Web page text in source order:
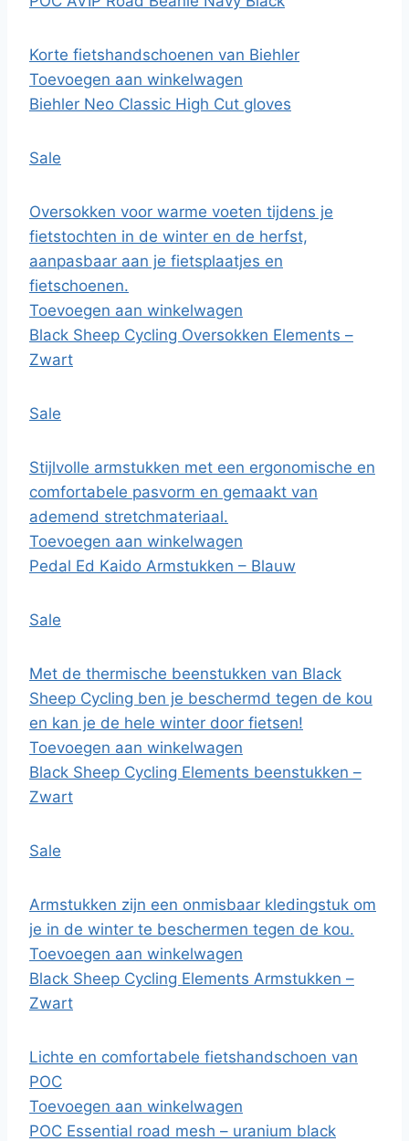
Korte fietshandschoenen van Biehler
Toevoegen aan winkelwagen
Biehler Neo Classic High Cut gloves
Sale
Oversokken voor warme voeten tijdens je
fietstochten in de winter en de herfst,
aanpasbaar aan je fietsplaatjes en
fietschoenen.
Toevoegen aan winkelwagen
Black Sheep Cycling Oversokken Elements –
Zwart
Sale
Stijlvolle armstukken met een ergonomische en
comfortabele pasvorm en gemaakt van
ademend stretchmateriaal.
Toevoegen aan winkelwagen
Pedal Ed Kaido Armstukken – Blauw
Sale
Met de thermische beenstukken van Black
Sheep Cycling ben je beschermd tegen de kou
en kan je de hele winter door fietsen!
Toevoegen aan winkelwagen
Black Sheep Cycling Elements beenstukken –
Zwart
Sale
Armstukken zijn een onmisbaar kledingstuk om
je in de winter te beschermen tegen de kou.
Toevoegen aan winkelwagen
Black Sheep Cycling Elements Armstukken –
Zwart
Lichte en comfortabele fietshandschoen van
POC
Toevoegen aan winkelwagen
POC Essential road mesh – uranium black